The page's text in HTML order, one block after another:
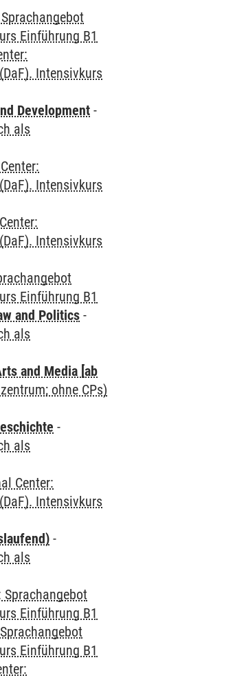
Einführung B1
Intensivkurs
Development -
als
Intensivkurs
Intensivkurs
Einführung B1
and Politics -
als
and Media [ab
ohne CPs)
-
als
Center:
Intensivkurs
-
als
Einführung B1
Einführung B1